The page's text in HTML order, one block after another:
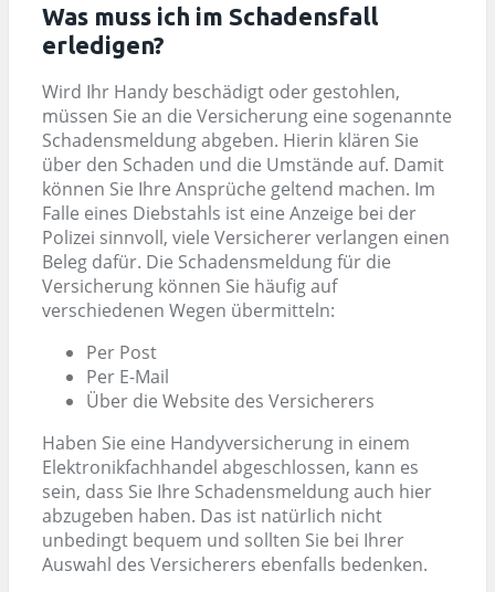
Was muss ich im Schadensfall
erledigen?
Wird Ihr Handy beschädigt oder gestohlen,
müssen Sie an die Versicherung eine sogenannte
Schadensmeldung abgeben. Hierin klären Sie
über den Schaden und die Umstände auf. Damit
können Sie Ihre Ansprüche geltend machen. Im
Falle eines Diebstahls ist eine Anzeige bei der
Polizei sinnvoll, viele Versicherer verlangen einen
Beleg dafür. Die Schadensmeldung für die
Versicherung können Sie häufig auf
verschiedenen Wegen übermitteln:
Per Post
Per E-Mail
Über die Website des Versicherers
Haben Sie eine Handyversicherung in einem
Elektronikfachhandel abgeschlossen, kann es
sein, dass Sie Ihre Schadensmeldung auch hier
abzugeben haben. Das ist natürlich nicht
unbedingt bequem und sollten Sie bei Ihrer
Auswahl des Versicherers ebenfalls bedenken.